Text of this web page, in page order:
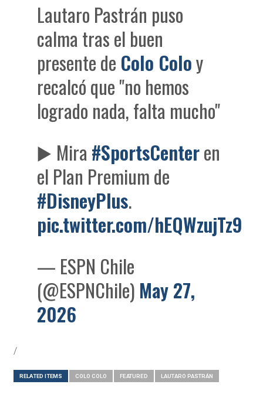
Lautaro Pastrán puso
calma tras el buen
presente de Colo Coloy
recalcó que "no hemos
logrado nada, falta mucho"
▶️ Mira #SportsCenteren
el Plan Premium de
#DisneyPlus.
pic.twitter.com/hEQWzujTz9
— ESPN Chile
(@ESPNChile) May 27,
2026
/
RELATED ITEMS COLO COLO FEATURED LAUTARO PASTRÁN